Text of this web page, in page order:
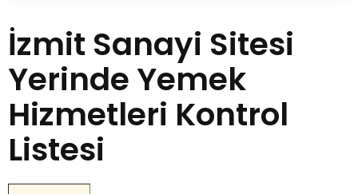
İzmit Sanayi Sitesi
Yerinde Yemek
Hizmetleri Kontrol
Listesi